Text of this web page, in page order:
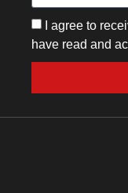
I agree to
have read and